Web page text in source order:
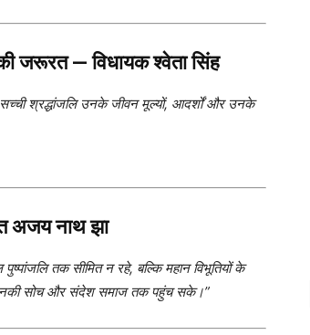
जरूरत — विधायक श्वेता सिंह
श्रद्धांजलि उनके जीवन मूल्यों, आदर्शों और उनके
अजय नाथ झा
तक सीमित न रहे, बल्कि महान विभूतियों के
उनकी सोच और संदेश समाज तक पहुंच सके।”